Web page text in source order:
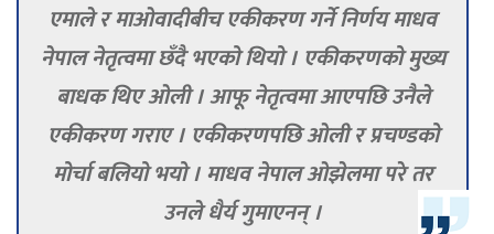
एमाले र माओवादीबीच एकीकरण गर्ने निर्णय माधव
नेपाल नेतृत्वमा छँदै भएको थियो । एकीकरणको मुख्य
बाधक थिए ओली । आफू नेतृत्वमा आएपछि उनैले
एकीकरण गराए । एकीकरणपछि ओली र प्रचण्डको
मोर्चा बलियो भयो । माधव नेपाल ओझेलमा परे तर
उनले धैर्य गुमाएनन् ।